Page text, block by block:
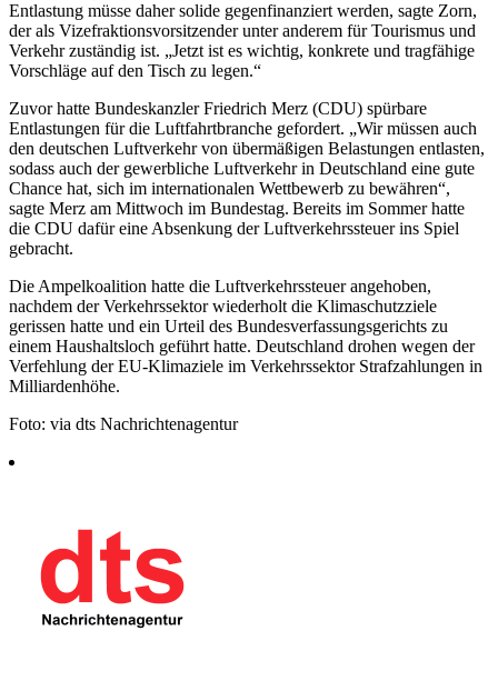
Entlastung müsse daher solide gegenfinanziert werden, sagte Zorn,
der als Vizefraktionsvorsitzender unter anderem für Tourismus und
Verkehr zuständig ist. „Jetzt ist es wichtig, konkrete und tragfähige
Vorschläge auf den Tisch zu legen.“
Zuvor hatte Bundeskanzler Friedrich Merz (CDU) spürbare
Entlastungen für die Luftfahrtbranche gefordert. „Wir müssen auch
den deutschen Luftverkehr von übermäßigen Belastungen entlasten,
sodass auch der gewerbliche Luftverkehr in Deutschland eine gute
Chance hat, sich im internationalen Wettbewerb zu bewähren“,
sagte Merz am Mittwoch im Bundestag. Bereits im Sommer hatte
die CDU dafür eine Absenkung der Luftverkehrssteuer ins Spiel
gebracht.
Die Ampelkoalition hatte die Luftverkehrssteuer angehoben,
nachdem der Verkehrssektor wiederholt die Klimaschutzziele
gerissen hatte und ein Urteil des Bundesverfassungsgerichts zu
einem Haushaltsloch geführt hatte. Deutschland drohen wegen der
Verfehlung der EU-Klimaziele im Verkehrssektor Strafzahlungen in
Milliardenhöhe.
Foto: via dts Nachrichtenagentur